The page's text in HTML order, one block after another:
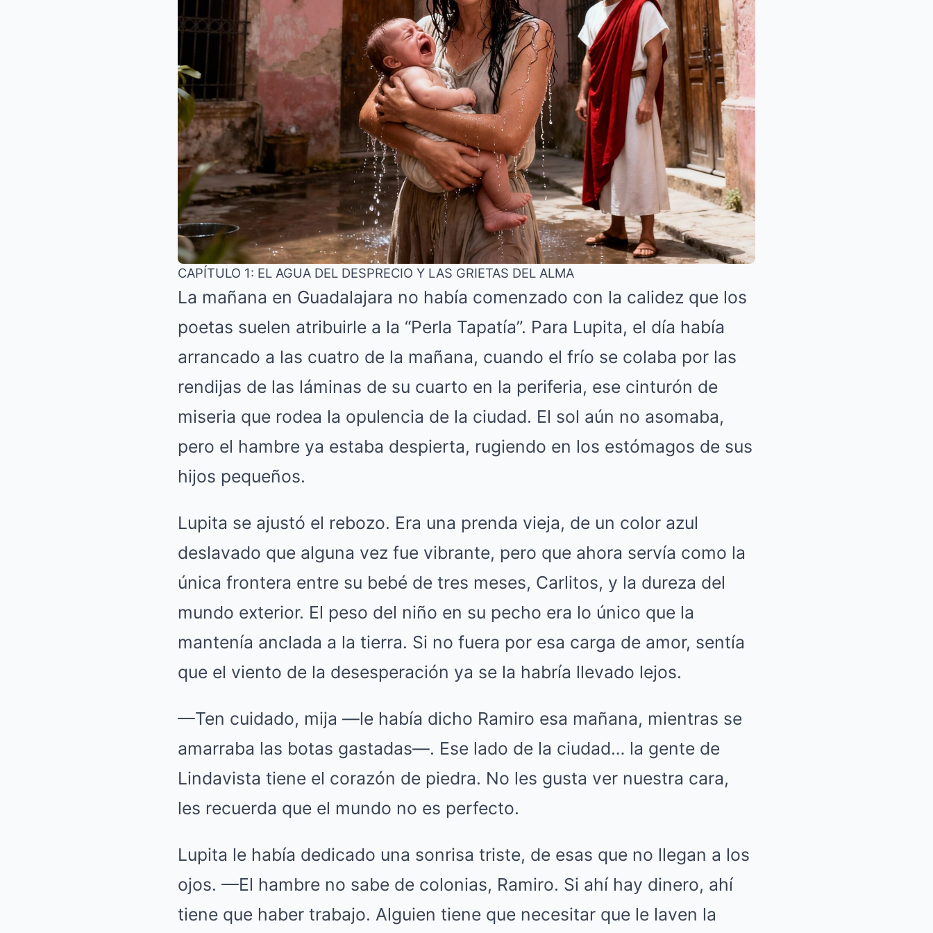
CAPÍTULO 1: EL AGUA DEL DESPRECIO Y LAS GRIETAS DEL ALMA
La mañana en Guadalajara no había comenzado con la calidez que los
poetas suelen atribuirle a la “Perla Tapatía”. Para Lupita, el día había
arrancado a las cuatro de la mañana, cuando el frío se colaba por las
rendijas de las láminas de su cuarto en la periferia, ese cinturón de
miseria que rodea la opulencia de la ciudad. El sol aún no asomaba,
pero el hambre ya estaba despierta, rugiendo en los estómagos de sus
hijos pequeños.
Lupita se ajustó el rebozo. Era una prenda vieja, de un color azul
deslavado que alguna vez fue vibrante, pero que ahora servía como la
única frontera entre su bebé de tres meses, Carlitos, y la dureza del
mundo exterior. El peso del niño en su pecho era lo único que la
mantenía anclada a la tierra. Si no fuera por esa carga de amor, sentía
que el viento de la desesperación ya se la habría llevado lejos.
—Ten cuidado, mija —le había dicho Ramiro esa mañana, mientras se
amarraba las botas gastadas—. Ese lado de la ciudad… la gente de
Lindavista tiene el corazón de piedra. No les gusta ver nuestra cara,
les recuerda que el mundo no es perfecto.
Lupita le había dedicado una sonrisa triste, de esas que no llegan a los
ojos. —El hambre no sabe de colonias, Ramiro. Si ahí hay dinero, ahí
tiene que haber trabajo. Alguien tiene que necesitar que le laven la